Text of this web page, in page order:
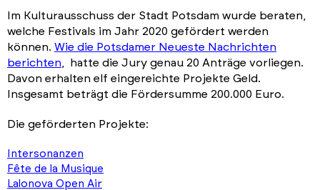
Im Kulturausschuss der Stadt Potsdam wurde beraten,
welche Festivals im Jahr 2020 gefördert werden
können. Wie die Potsdamer Neueste Nachrichten
berichten , hatte die Jury genau 20 Anträge vorliegen.
Davon erhalten elf eingereichte Projekte Geld.
Insgesamt beträgt die Fördersumme 200.000 Euro.
Die geförderten Projekte:
Intersonanzen
Fête de la Musique
Lalonova Open Air